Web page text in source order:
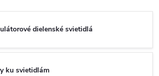
dielenské svietidlá
ku svietidlám